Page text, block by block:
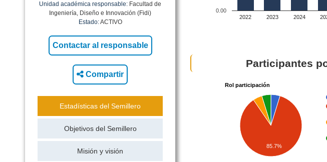
Unidad académica responsable: Facultad de
Ingeniería, Diseño e Innovación (Fidi)
Estado:ACTIVO
Compartir
Estadísticas del Semillero
Objetivos del Semillero
Misión y visión
2022 2023 2024
0.00
Participantes
Rol participación
85.7%